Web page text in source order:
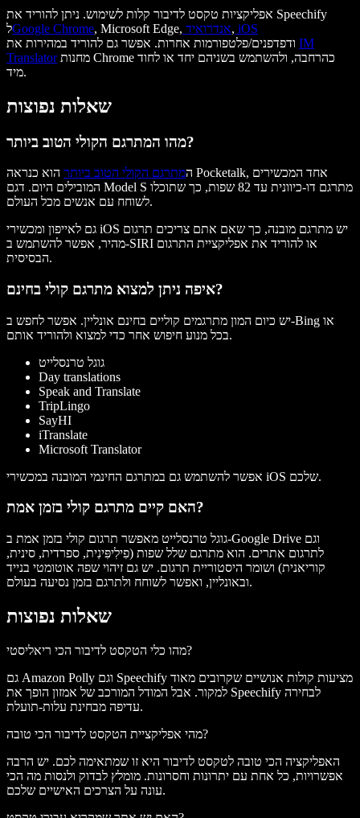
אפליקציות טקסט לדיבור קלות לשימוש. ניתן להוריד את Speechify
לGoogle Chrome, Microsoft Edge, אנדרואיד, iOS
IM
Translatorמחנות Chrome כהרחבה, ולהשתמש בשניהם יחד או לחוד
מיד.
שאלות נפוצות
מהו המתרגם הקולי הטוב ביותר?
המתרגם הקולי הטוב ביותר הוא כנראה Pocketalk, אחד המכשירים
המובילים היום. דגם Model S מתרגם דו-כיוונית עד 82 שפות, כך שתוכלו
לשוחח עם אנשים מכל העולם.
גם לאייפון ומכשירי iOS יש מתרגם מובנה, כך שאם אתם צריכים תרגום
מהיר, אפשר להשתמש ב-SIRI או להוריד את אפליקציית התרגום
הבסיסית.
איפה ניתן למצוא מתרגם קולי בחינם?
יש כיום המון מתרגמים קוליים בחינם אונליין. אפשר לחפש ב-Bing או
בכל מנוע חיפוש אחר כדי למצוא ולהוריד אותם.
גוגל טרנסלייט
Day translations
Speak and Translate
TripLingo
SayHI
iTranslate
Microsoft Translator
אפשר להשתמש גם במתרגם החינמי המובנה במכשירי iOS שלכם.
האם קיים מתרגם קולי בזמן אמת?
גוגל טרנסלייט מאפשר תרגום קולי בזמן אמת ב-Google Drive וגם
לתרגום אתרים. הוא מתרגם שלל שפות (פִילִיפִּינִית, ספרדית, סינית,
קוריאנית) ושומר היסטוריית תרגום. יש גם זיהוי שפה אוטומטי בנייד
ובאונליין, ואפשר לשוחח ולתרגם בזמן נסיעה בעולם.
שאלות נפוצות
מהו כלי הטקסט לדיבור הכי ריאליסטי?
גם Amazon Polly וגם Speechify מציעות קולות אנושיים שקרובים מאוד
למקור. אבל המודל המורכב של אמזון הופך את Speechify לבחירה
עדיפה מבחינת עלות-תועלת.
מהי אפליקציית הטקסט לדיבור הכי טובה?
האפליקציה הכי טובה לטקסט לדיבור היא זו שמתאימה לכם. יש הרבה
אפשרויות, כל אחת עם יתרונות וחסרונות. מומלץ לבדוק ולנסות מה הכי
עונה על הצרכים האישיים שלכם.